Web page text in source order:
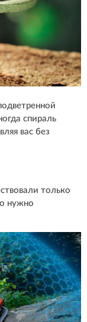
спираль
вас без
только
нужно